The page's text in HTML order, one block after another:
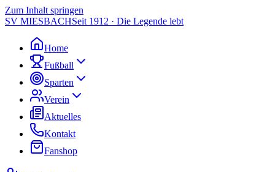
Zum Inhalt springen
SV MIESBACHSeit 1912 · Die Legende lebt
Home
Fußball
Sparten
Verein
Aktuelles
Kontakt
Fanshop